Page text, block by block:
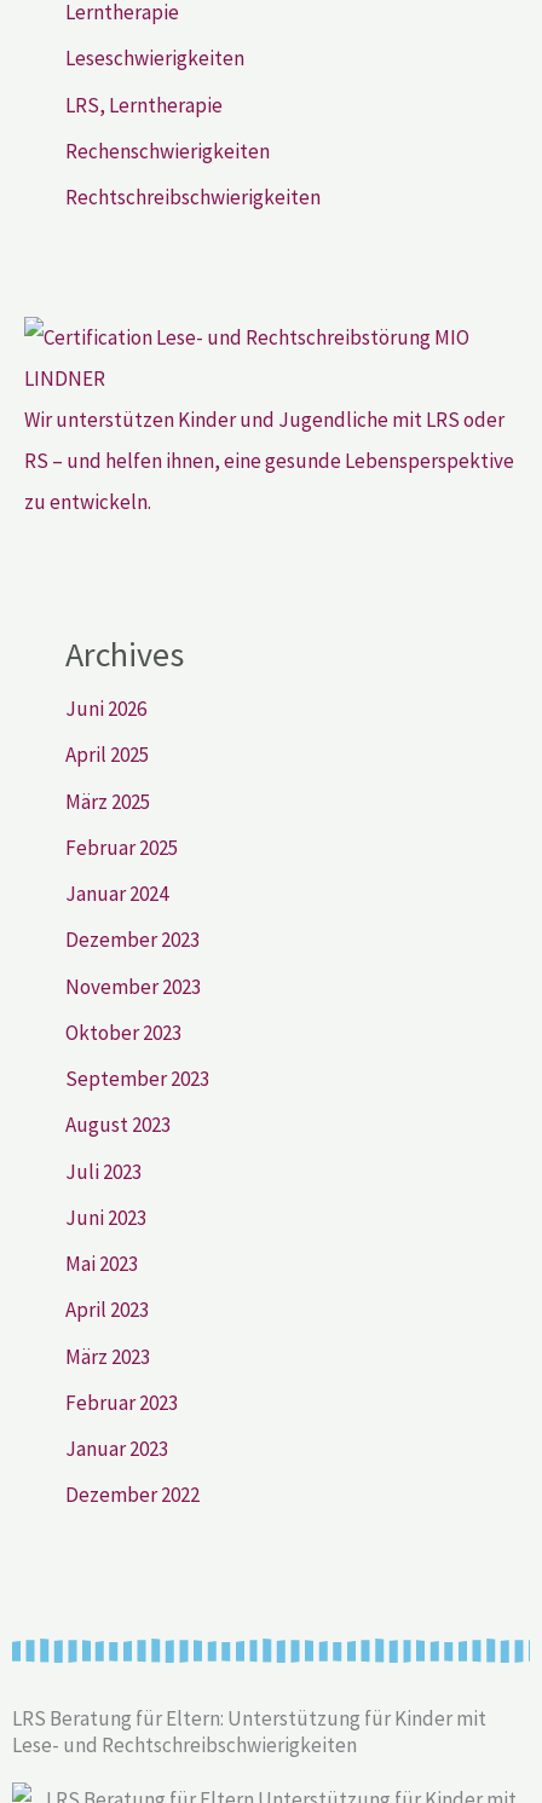
Lerntherapie
Leseschwierigkeiten
LRS, Lerntherapie
Rechenschwierigkeiten
Rechtschreibschwierigkeiten
Wir unterstützen Kinder und Jugendliche mit LRS oder
RS – und helfen ihnen, eine gesunde Lebensperspektive
zu entwickeln.
Archives
Juni 2026
April 2025
März 2025
Februar 2025
Januar 2024
Dezember 2023
November 2023
Oktober 2023
September 2023
August 2023
Juli 2023
Juni 2023
Mai 2023
April 2023
März 2023
Februar 2023
Januar 2023
Dezember 2022
LRS Beratung für Eltern: Unterstützung für Kinder mit
Lese- und Rechtschreibschwierigkeiten